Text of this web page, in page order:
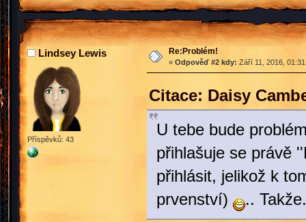
Lindsey Lewis
Příspěvků: 43
Re:Problém!
« Odpověď #2 kdy: Září 11, 2016,
Citace: Daisy
U tebe bude
přihlašuje se právě
přihlásit, jelikož k
prvenství)
..